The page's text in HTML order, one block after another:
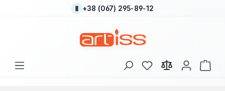
Перейти до основного вмісту
+38 (067) 295-89-12
У вас є 0 у списку